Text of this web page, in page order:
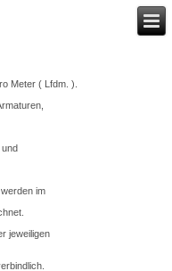
Meter ( Lfdm. ).
im
jeweiligen